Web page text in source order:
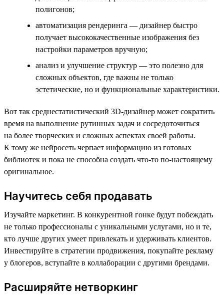
полигонов;
автоматизация рендеринга — дизайнер быстро
получает высококачественные изображения без
настройки параметров вручную;
анализ и улучшение структур — это полезно для
сложных объектов, где важны не только
эстетические, но и функциональные характеристики.
Вот так среднестатистический 3D-дизайнер может сократить
время на выполнение рутинных задач и сосредоточиться
на более творческих и сложных аспектах своей работы.
К тому же нейросеть черпает информацию из готовых
библиотек и пока не способна создать что-то по-настоящему
оригинальное.
Научитесь себя продавать
Изучайте маркетинг. В конкурентной гонке будут побеждать
не только профессионалы с уникальными услугами, но и те,
кто лучше других умеет привлекать и удерживать клиентов.
Инвестируйте в стратегии продвижения, покупайте рекламу
у блогеров, вступайте в коллаборации с другими брендами.
Расширяйте нетворкинг